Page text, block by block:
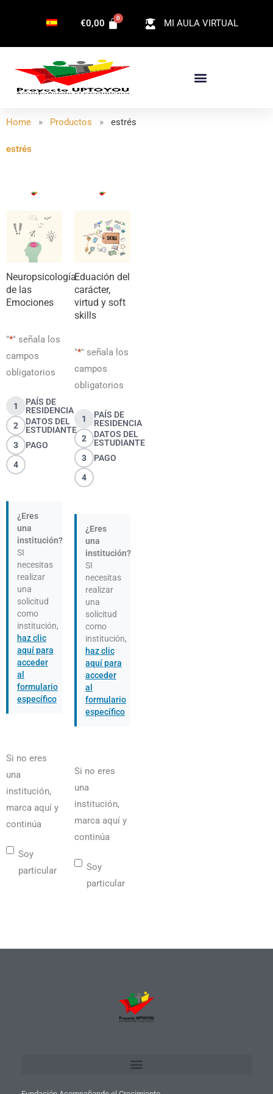
MI AULA VIRTUAL
€0,00
Home » Productos » estrés
estrés
Neuropsicología
de las
Emociones
"*" señala los
campos
obligatorios
1
PAÍS DE
RESIDENCIA
2
DATOS DEL
ESTUDIANTE
3
PAGO
4
¿Eres
una
institución?
SI
necesitas
realizar
una
solicitud
como
institución,
haz clic
aquí para
acceder
al
formulario
específico
Si no eres
una
institución,
marca aquí y
continúa
Soy
particular
Eduación del
carácter,
virtud y soft
skills
"*" señala los
campos
obligatorios
1
PAÍS DE
RESIDENCIA
2
DATOS DEL
ESTUDIANTE
3
PAGO
4
¿Eres
una
institución?
SI
necesitas
realizar
una
solicitud
como
institución,
haz clic
aquí para
acceder
al
formulario
específico
Si no eres
una
institución,
marca aquí y
continúa
Soy
particular